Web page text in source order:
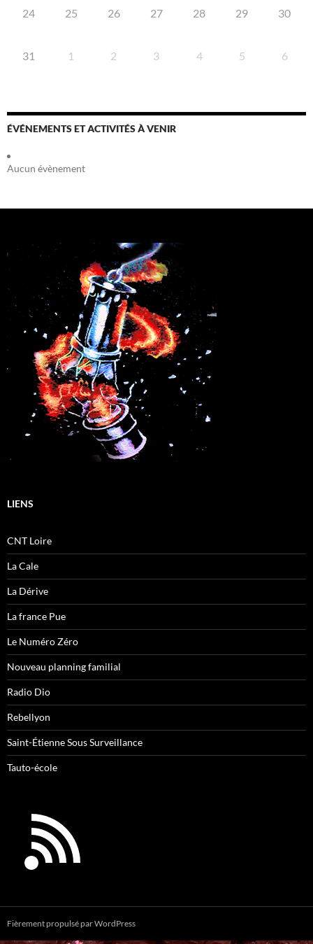
24 25 26 27 28 29 30
31 1 2 3 4 5 6
ÉVÉNEMENTS ET ACTIVITÉS À VENIR
Aucun évènement
LIENS
CNT Loire
La Cale
La Dérive
La france Pue
Le Numéro Zéro
Nouveau planning familial
Radio Dio
Rebellyon
Saint-Étienne Sous Surveillance
Tauto-école
Fièrement propulsé par WordPress